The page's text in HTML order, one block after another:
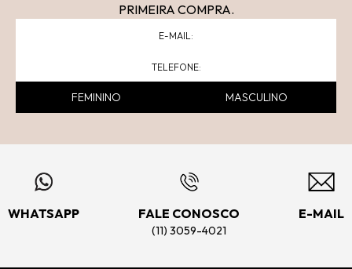
PRIMEIRA COMPRA.
FEMININO MASCULINO
WHATSAPP FALE CONOSCO
(11) 3059-4021
E-MAIL